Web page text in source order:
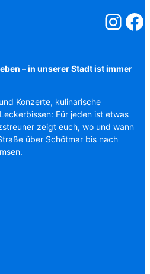
– in unserer Stadt ist immer
Konzerte, kulinarische
Für jeden ist etwas
zeigt euch, wo und wann
über Schötmar bis nach